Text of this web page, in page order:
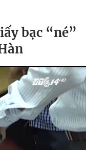
bạc “né”